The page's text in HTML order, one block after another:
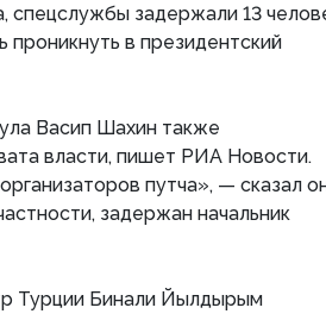
спецслужбы задержали 13
в президентский
Васип Шахин также
власти, пишет РИА Новости.
путча», — сказал
задержан начальник
Турции Бинали Йылдырым